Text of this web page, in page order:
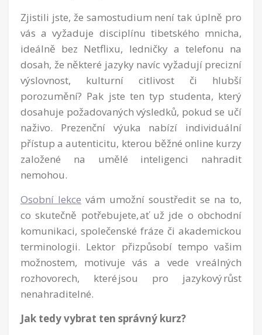
Zjistili jste, že samostudium není tak úplně pro
vás a vyžaduje disciplínu tibetského mnicha,
ideálně bez Netflixu, ledničky a telefonu na
dosah, že některé jazyky navíc vyžadují precizní
výslovnost, kulturní citlivost či hlubší
porozumění? Pak jste ten typ studenta, který
dosahuje požadovaných výsledků, pokud se učí
naživo. Prezenční výuka nabízí individuální
přístup a autenticitu, kterou běžné online kurzy
založené na umělé inteligenci nahradit
nemohou.
Osobní lekce vám umožní soustředit se na to,
co skutečně potřebujete, ať už jde o obchodní
komunikaci, společenské fráze či akademickou
terminologii. Lektor přizpůsobí tempo vašim
možnostem, motivuje vás a vede vreálných
rozhovorech, které jsou pro jazykový růst
nenahraditelné.
Jak tedy vybrat ten správný kurz?